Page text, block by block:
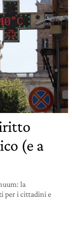
(e a
la
per i cittadini e